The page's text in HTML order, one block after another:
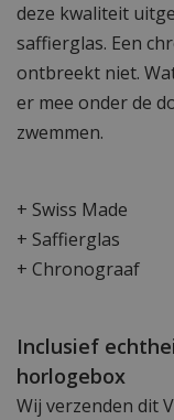
deze kwaliteit
saffierglas. Een
ontbreekt niet.
er mee onder de
zwemmen.
+ Swiss Made
+ Saffierglas
+ Chronograaf
Inclusief
horlogebox
Wij verzenden dit